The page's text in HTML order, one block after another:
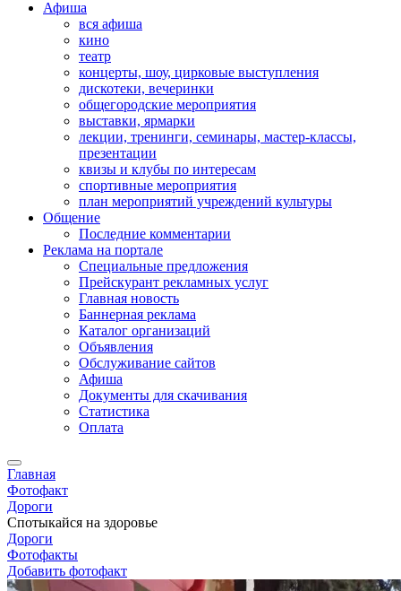
Афиша
вся афиша
кино
театр
концерты, шоу, цирковые выступления
дискотеки, вечеринки
общегородские мероприятия
выставки, ярмарки
лекции, тренинги, семинары, мастер-классы,
презентации
квизы и клубы по интересам
спортивные мероприятия
план мероприятий учреждений культуры
Общение
Последние комментарии
Реклама на портале
Специальные предложения
Прейскурант рекламных услуг
Главная новость
Баннерная реклама
Каталог организаций
Объявления
Обслуживание сайтов
Афиша
Документы для скачивания
Статистика
Оплата
Главная
Фотофакт
Дороги
Спотыкайся на здоровье
Дороги
Фотофакты
Добавить фотофакт